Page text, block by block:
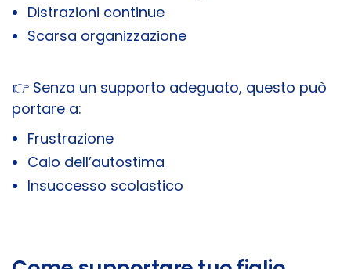
Distrazioni continue
Scarsa organizzazione
👉 Senza un supporto adeguato, questo può
portare a:
Frustrazione
Calo dell’autostima
Insuccesso scolastico